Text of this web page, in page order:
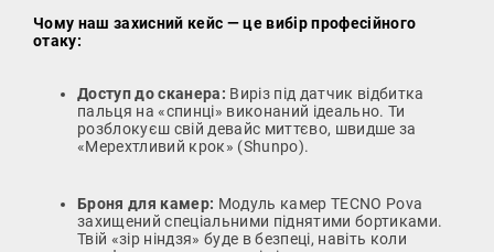
Чому наш захисний кейс — це вибір професійного
отаку:
Доступ до сканера: Виріз під датчик відбитка
пальця на «спинці» виконаний ідеально. Ти
розблокуєш свій девайс миттєво, швидше за
«Мерехтливий крок» (Shunpo).
Броня для камер: Модуль камер TECNO Pova
захищений спеціальними піднятими бортиками.
Твій «зір ніндзя» буде в безпеці, навіть коли